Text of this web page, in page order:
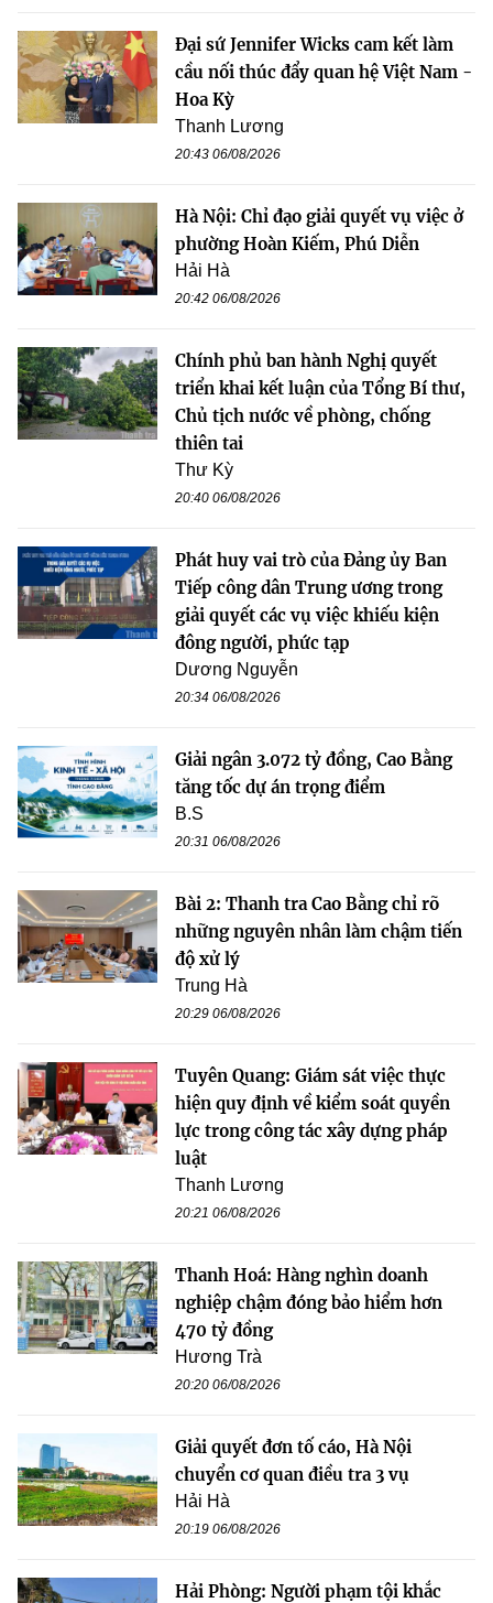
Đại sứ Jennifer Wicks cam kết làm
cầu nối thúc đẩy quan hệ Việt Nam -
Hoa Kỳ
Thanh Lương
20:43 06/08/2026
Hà Nội: Chỉ đạo giải quyết vụ việc ở
phường Hoàn Kiếm, Phú Diễn
Hải Hà
20:42 06/08/2026
Chính phủ ban hành Nghị quyết
triển khai kết luận của Tổng Bí thư,
Chủ tịch nước về phòng, chống
thiên tai
Thư Kỳ
20:40 06/08/2026
Phát huy vai trò của Đảng ủy Ban
Tiếp công dân Trung ương trong
giải quyết các vụ việc khiếu kiện
đông người, phức tạp
Dương Nguyễn
20:34 06/08/2026
Giải ngân 3.072 tỷ đồng, Cao Bằng
tăng tốc dự án trọng điểm
B.S
20:31 06/08/2026
Bài 2: Thanh tra Cao Bằng chỉ rõ
những nguyên nhân làm chậm tiến
độ xử lý
Trung Hà
20:29 06/08/2026
Tuyên Quang: Giám sát việc thực
hiện quy định về kiểm soát quyền
lực trong công tác xây dựng pháp
luật
Thanh Lương
20:21 06/08/2026
Thanh Hoá: Hàng nghìn doanh
nghiệp chậm đóng bảo hiểm hơn
470 tỷ đồng
Hương Trà
20:20 06/08/2026
Giải quyết đơn tố cáo, Hà Nội
chuyển cơ quan điều tra 3 vụ
Hải Hà
20:19 06/08/2026
Hải Phòng: Người phạm tội khắc